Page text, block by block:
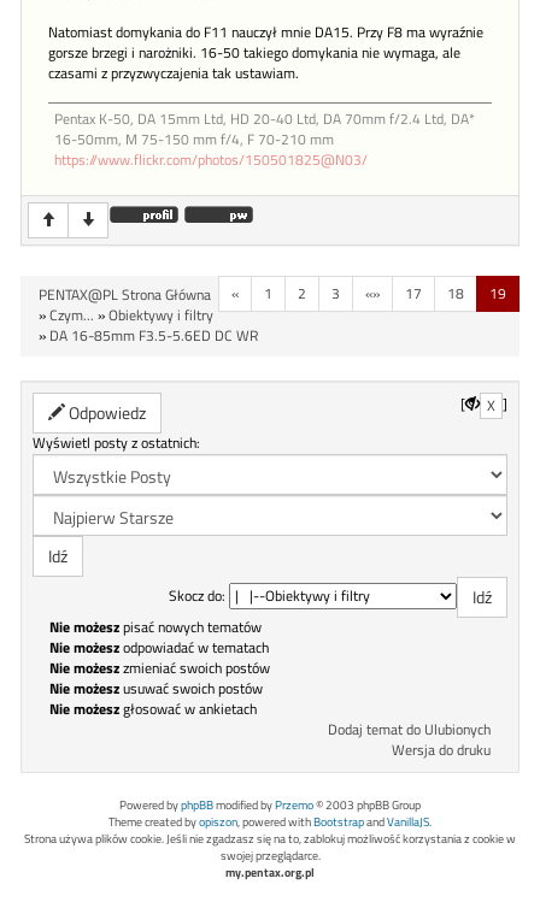
Natomiast domykania do F11 nauczył mnie DA15. Przy F8 ma wyraźnie
gorsze brzegi i narożniki. 16-50 takiego domykania nie wymaga, ale
czasami z przyzwyczajenia tak ustawiam.
Pentax K-50, DA 15mm Ltd, HD 20-40 Ltd, DA 70mm f/2.4 Ltd, DA*
16-50mm, M 75-150 mm f/4, F 70-210 mm
https://www.flickr.com/photos/150501825@N03/
« 1 2 3 «» 17 18 19
PENTAX@PL Strona Główna
»Czym... »Obiektywy i filtry
» DA 16-85mm F3.5-5.6ED DC WR
Odpowiedz [ X ]
Wyświetl posty z ostatnich:
Skocz do:
Nie możeszpisać nowych tematów
Nie możeszodpowiadać w tematach
Nie możeszzmieniać swoich postów
Nie możeszusuwać swoich postów
Nie możeszgłosować w ankietach
Dodaj temat do Ulubionych
Wersja do druku
Powered byphpBBmodified byPrzemo© 2003 phpBB Group
Theme created byopiszon, powered withBootstrapandVanillaJS.
Strona używa plików cookie. Jeśli nie zgadzasz się na to, zablokuj możliwość korzystania z cookie w
swojej przeglądarce.
my.pentax.org.pl